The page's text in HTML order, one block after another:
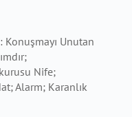
Unutan
Nife;
Alarm; Karanlık